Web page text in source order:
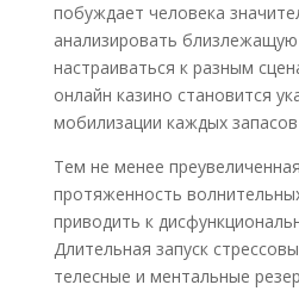
побуждает человека
анализировать близлежащую
настраиваться к разным
онлайн казино становится
мобилизации каждых
Тем не менее
протяженность
приводить к
Длительная запуск
телесные и ментальные